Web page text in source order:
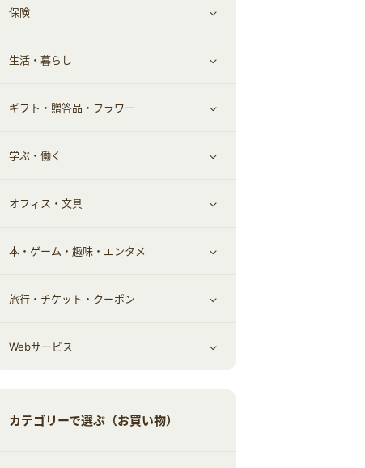
スマホ・携帯電話・SIM
定額制有料コンテンツ
証券
仮想通貨
その他投資
銀行・ネット銀行
キャッシング・ローン
その他金融
保険
すべて見る
保険相談・面談
生活・暮らし
すべて見る
住まい・暮らし
不動産
引越し
エコ・エネルギー
車情報・カーシェア・レンタル
ギフト・贈答品・フラワー
すべて見る
ギフト・贈答品
学ぶ・働く
すべて見る
習い事・学習・学校
仕事・転職
オフィス・文具
すべて見る
オフィス・文具
本・ゲーム・趣味・エンタメ
すべて見る
ゲーム・趣味
旅行・チケット・クーポン
すべて見る
Webサービス
カテゴリーで選ぶ（お買い物）